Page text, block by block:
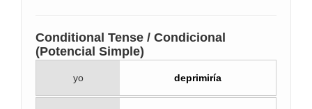
Conditional Tense / Condicional
(Potencial Simple)
yo deprimiría